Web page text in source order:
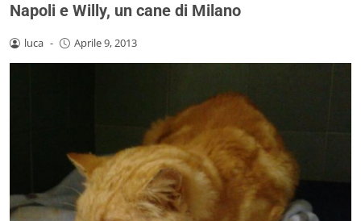
Napoli e Willy, un cane di Milano
luca - Aprile 9, 2013